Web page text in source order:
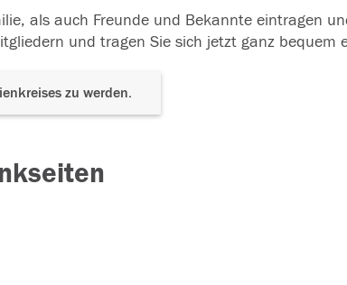
als auch Freunde und Bekannte eintragen
und tragen Sie sich jetzt ganz bequem
zu werden.